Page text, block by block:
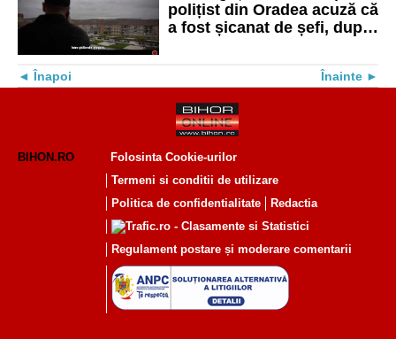
polițist din Oradea acuză că
a fost șicanat de șefi, după
Înapoi Înainte
BIHON.RO
Folosinta Cookie-urilor
Termeni si conditii de utilizare
Politica de confidentialitate
Redactia
Regulament postare și moderare comentarii